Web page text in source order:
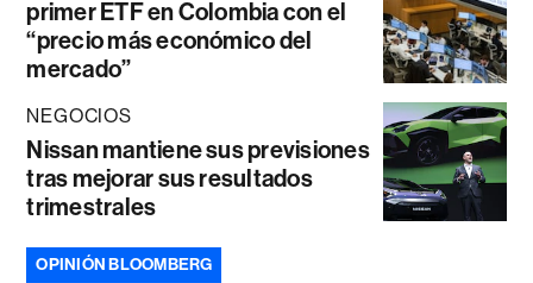
primer ETF en Colombia con el
“precio más económico del
mercado”
NEGOCIOS
Nissan mantiene sus previsiones
tras mejorar sus resultados
trimestrales
OPINIÓN BLOOMBERG